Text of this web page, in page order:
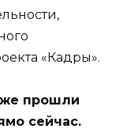
«Кадры».
прошли
сейчас.